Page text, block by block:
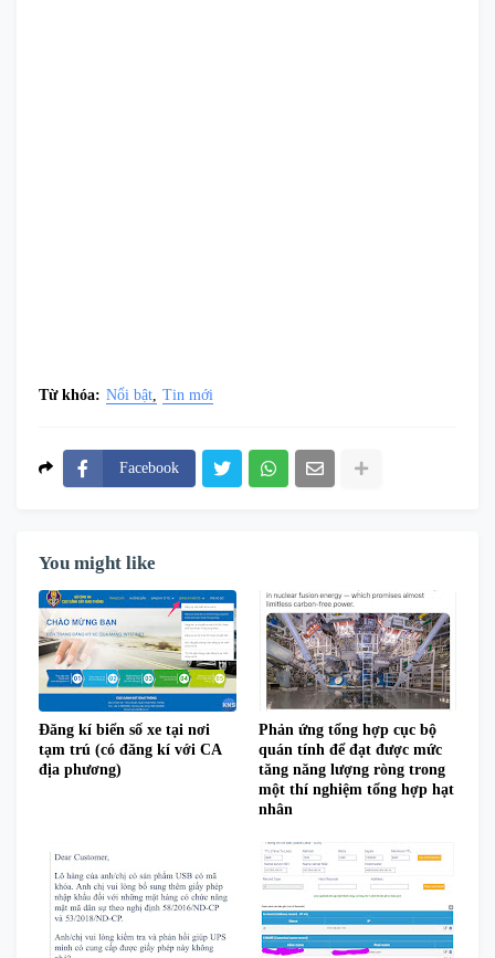
Từ khóa: Nổi bật Tin mới
Facebook
You might like
Đăng kí biển số xe tại nơi
tạm trú (có đăng kí với CA
địa phương)
Phản ứng tổng hợp cục bộ
quán tính để đạt được mức
tăng năng lượng ròng trong
một thí nghiệm tổng hợp hạt
nhân